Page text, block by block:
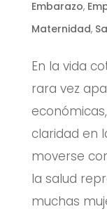
Embarazo,
Maternidad,
En la vida
rara vez
claridad en
moverse
la salud
muchas